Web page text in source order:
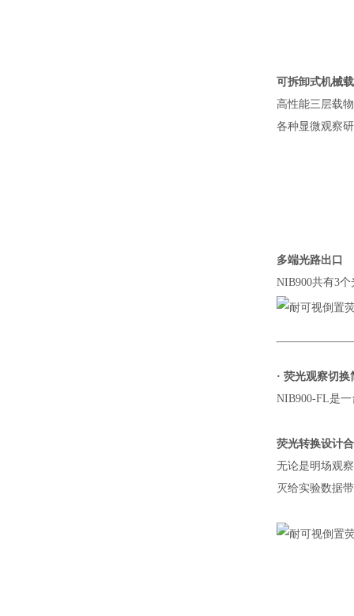
可拆卸式机械
高性能三层载
各种显微观察
多端光路出口
NIB900共有3
· 荧光观察切
NIB900-FL是一
荧光转换设计
无论是明场观
灭给实验数据